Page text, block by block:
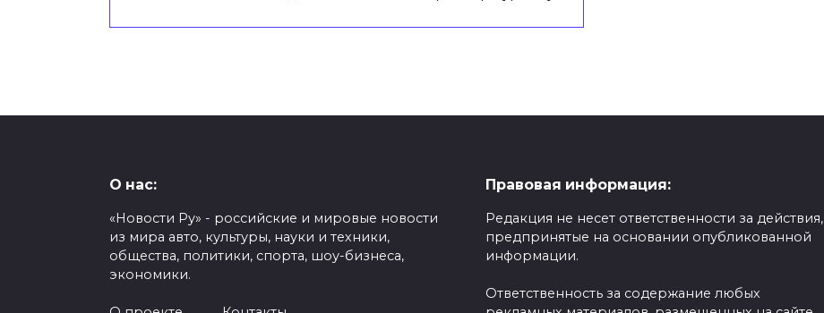
О нас:
«Новости Ру» - российские и мировые новости
из мира авто, культуры, науки и техники,
общества, политики, спорта, шоу-бизнеса,
экономики.
Правовая информация:
Редакция не несет ответственности за действия,
предпринятые на основании опубликованной
информации.
Ответственность за содержание любых